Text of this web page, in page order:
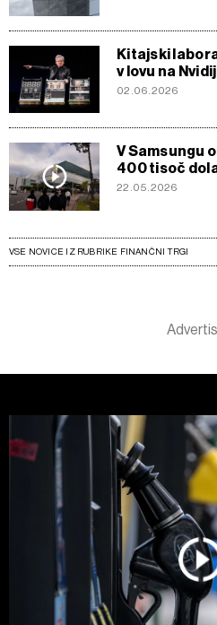
Kitajski
v lovu na
02.06.2026
V Samsungu
400 tisoč
22.05.2026
VSE NOVICE IZ RUBRIKE FINANČNI TRGI